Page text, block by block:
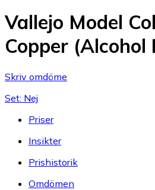
Vallejo Model
Copper (Alcohol
Skriv omdöme
Set: Nej
Priser
Insikter
Prishistorik
Omdömen